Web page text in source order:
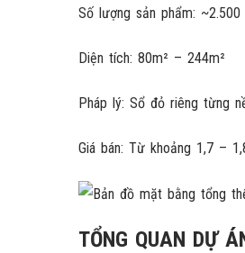
Số lượng sản phẩm: ~2.500
Diện tích: 80m² – 244m²
Pháp lý: Sổ đỏ riêng từng
Giá bán: Từ khoảng 1,7 –
TỔNG QUAN DỰ